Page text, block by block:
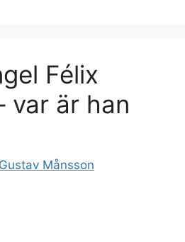
Félix
var är han
Gustav Månsson